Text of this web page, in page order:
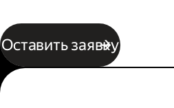
Оставить заявку